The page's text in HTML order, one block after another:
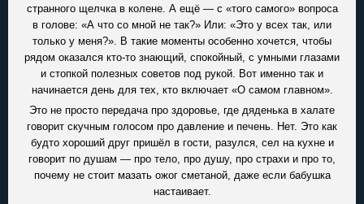
странного щелчка в колене. А ещё — с «того самого» вопроса
в голове: «А что со мной не так?» Или: «Это у всех так, или
только у меня?». В такие моменты особенно хочется, чтобы
рядом оказался кто-то знающий, спокойный, с умными глазами
и стопкой полезных советов под рукой. Вот именно так и
начинается день для тех, кто включает «О самом главном».
Это не просто передача про здоровье, где дяденька в халате
говорит скучным голосом про давление и печень. Нет. Это как
будто хороший друг пришёл в гости, разулся, сел на кухне и
говорит по душам — про тело, про душу, про страхи и про то,
почему не стоит мазать ожог сметаной, даже если бабушка
настаивает.